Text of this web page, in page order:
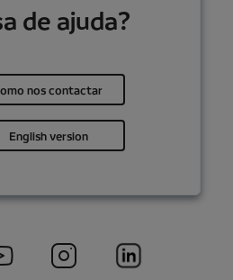
de ajuda?
nos contactar
English version